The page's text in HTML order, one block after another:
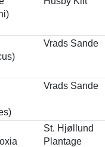
Vrads Sande
Vrads Sande
St. Hjøllund
Plantage